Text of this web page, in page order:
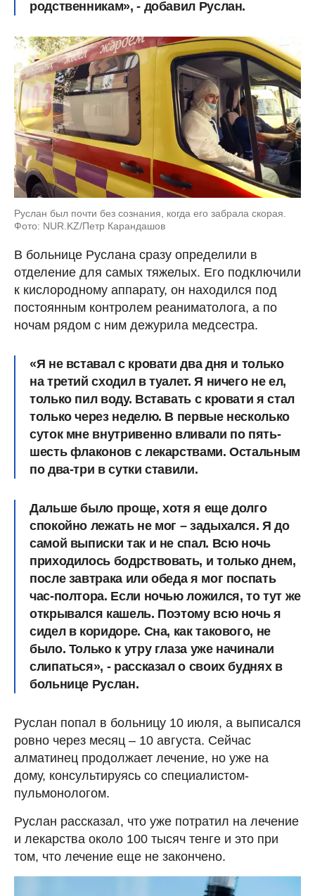
родственникам», - добавил Руслан.
Руслан был почти без сознания, когда его забрала скорая.
Фото: NUR.KZ/Петр Карандашов
В больнице Руслана сразу определили в
отделение для самых тяжелых. Его подключили
к кислородному аппарату, он находился под
постоянным контролем реаниматолога, а по
ночам рядом с ним дежурила медсестра.
«Я не вставал с кровати два дня и только
на третий сходил в туалет. Я ничего не ел,
только пил воду. Вставать с кровати я стал
только через неделю. В первые несколько
суток мне внутривенно вливали по пять-
шесть флаконов с лекарствами. Остальным
по два-три в сутки ставили.
Дальше было проще, хотя я еще долго
спокойно лежать не мог – задыхался. Я до
самой выписки так и не спал. Всю ночь
приходилось бодрствовать, и только днем,
после завтрака или обеда я мог поспать
час-полтора. Если ночью ложился, то тут же
открывался кашель. Поэтому всю ночь я
сидел в коридоре. Сна, как такового, не
было. Только к утру глаза уже начинали
слипаться», - рассказал о своих буднях в
больнице Руслан.
Руслан попал в больницу 10 июля, а выписался
ровно через месяц – 10 августа. Сейчас
алматинец продолжает лечение, но уже на
дому, консультируясь со специалистом-
пульмонологом.
Руслан рассказал, что уже потратил на лечение
и лекарства около 100 тысяч тенге и это при
том, что лечение еще не закончено.